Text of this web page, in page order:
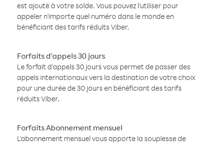
est ajouté à votre solde. Vous pouvez l'utiliser pour
appeler n'importe quel numéro dans le monde en
bénéficiant des tarifs réduits Viber.
Forfaits d'appels 30 jours
Le forfait d'appels 30 jours vous permet de passer des
appels internationaux vers la destination de votre choix
pour une durée de 30 jours en bénéficiant des tarifs
réduits Viber.
Forfaits Abonnement mensuel
L'abonnement mensuel vous apporte la souplesse de